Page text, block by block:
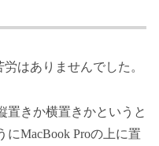
はありませんでした。
置きか横置きかというと
MacBook Proの上に置